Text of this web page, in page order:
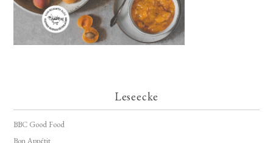
Leseecke
BBC Good Food
Bon Appétit